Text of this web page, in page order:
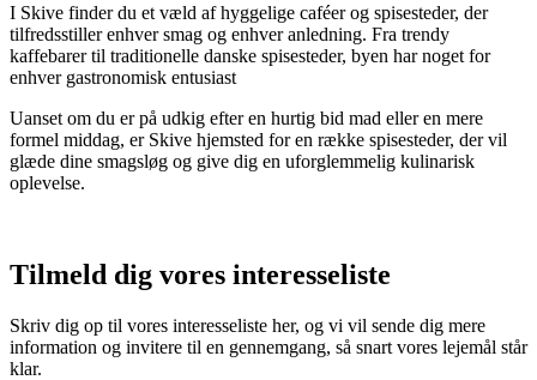
I Skive finder du et væld af hyggelige caféer og spisesteder, der
tilfredsstiller enhver smag og enhver anledning. Fra trendy
kaffebarer til traditionelle danske spisesteder, byen har noget for
enhver gastronomisk entusiast
Uanset om du er på udkig efter en hurtig bid mad eller en mere
formel middag, er Skive hjemsted for en række spisesteder, der vil
glæde dine smagsløg og give dig en uforglemmelig kulinarisk
oplevelse.
Tilmeld dig vores interesseliste
Skriv dig op til vores interesseliste her, og vi vil sende dig mere
information og invitere til en gennemgang, så snart vores lejemål står
klar.